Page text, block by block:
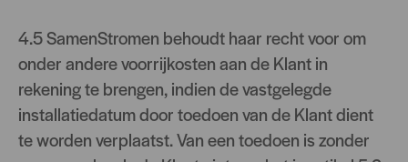
4.5 SamenStromen behoudt haar recht voor om
onder andere voorrijkosten aan de Klant in
rekening te brengen, indien de vastgelegde
installatiedatum door toedoen van de Klant dient
te worden verplaatst. Van een toedoen is zonder